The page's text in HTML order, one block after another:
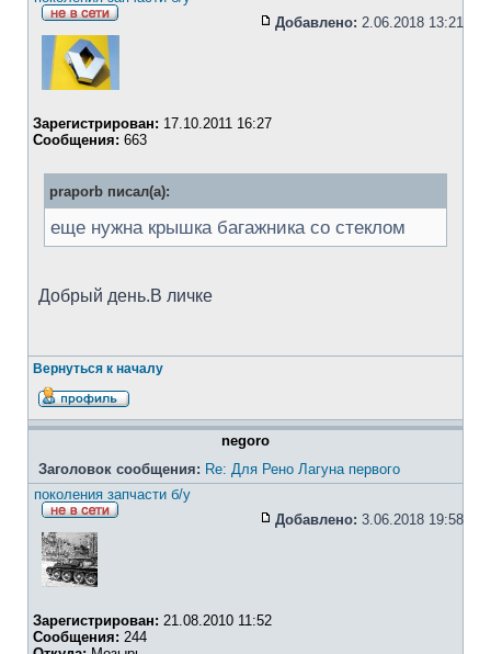
Добавлено: 2.06.2018 13:21
Зарегистрирован: 17.10.2011 16:27
Сообщения: 663
praporb писал(а):
еще нужна крышка багажника со стеклом
Добрый день.В личке
Вернуться к началу
negoro
Заголовок сообщения: Re: Для Рено Лагуна первого
поколения запчасти б/у
Добавлено: 3.06.2018 19:58
Зарегистрирован: 21.08.2010 11:52
Сообщения: 244